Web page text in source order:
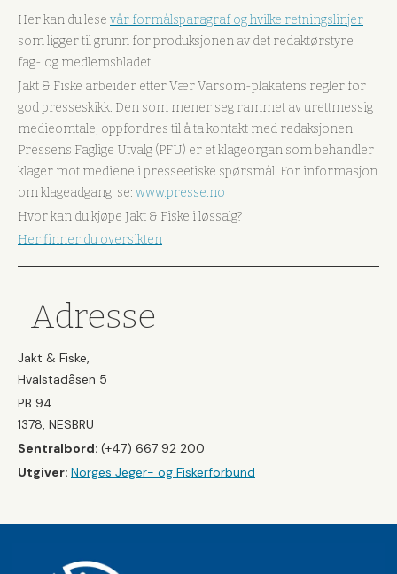
Her kan du lese vår formålsparagraf og hvilke retningslinjer
som ligger til grunn for produksjonen av det redaktørstyre
fag- og medlemsbladet.
Jakt & Fiske arbeider etter Vær Varsom-plakatens regler for
god presseskikk. Den som mener seg rammet av urettmessig
medieomtale, oppfordres til å ta kontakt med redaksjonen.
Pressens Faglige Utvalg (PFU) er et klageorgan som behandler
klager mot mediene i presseetiske spørsmål. For informasjon
om klageadgang, se: www.presse.no
Hvor kan du kjøpe Jakt & Fiske i løssalg?
Her finner du oversikten
Adresse
Jakt & Fiske,
Hvalstadåsen 5
PB 94
1378, NESBRU
Sentralbord: (+47) 667 92 200
Utgiver: Norges Jeger- og Fiskerforbund